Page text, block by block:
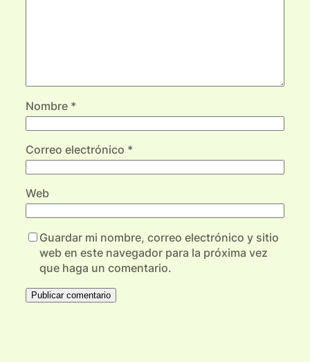
Nombre *
Correo electrónico *
Web
Guardar mi nombre, correo electrónico y sitio
web en este navegador para la próxima vez
que haga un comentario.